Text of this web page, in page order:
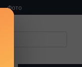
Фото